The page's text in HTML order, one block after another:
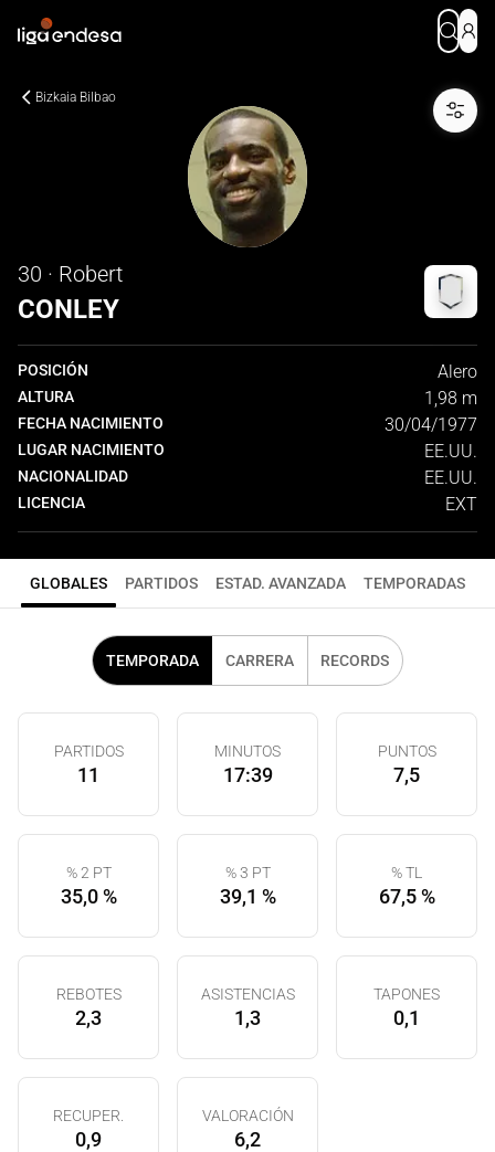
Bizkaia Bilbao
30 · Robert
CONLEY
POSICIÓN Alero
ALTURA 1,98 m
FECHA NACIMIENTO 30/04/1977
LUGAR NACIMIENTO EE.UU.
NACIONALIDAD EE.UU.
LICENCIA EXT
GLOBALES PARTIDOS ESTAD. AVANZADA TEMPORADAS
TEMPORADA CARRERA RECORDS
PARTIDOS
11
MINUTOS
17:39
PUNTOS
7,5
% 2 PT
35,0 %
% 3 PT
39,1 %
% TL
67,5 %
REBOTES
2,3
ASISTENCIAS
1,3
TAPONES
0,1
RECUPER.
0,9
VALORACIÓN
6,2